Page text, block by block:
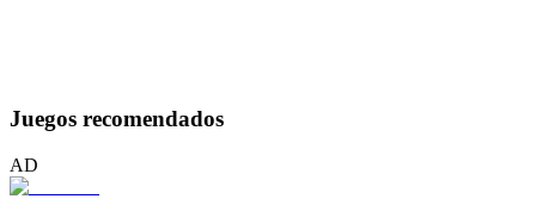
Juegos recomendados
AD